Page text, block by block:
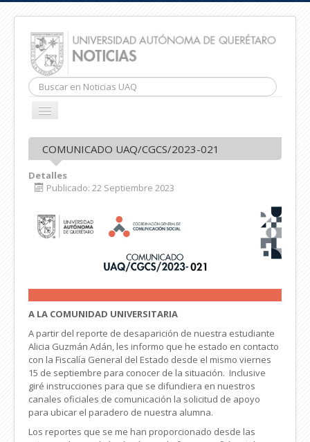
Buscar...
CAMBIAR
INICIO
COMUNICADO UAQ/CGCS/2023-021
Detalles
Publicado: 22 Septiembre 2023
A LA COMUNIDAD UNIVERSITARIA
A partir del reporte de desaparición de nuestra estudiante
Alicia Guzmán Adán, les informo que he estado en contacto
con la Fiscalía General del Estado desde el mismo viernes
15 de septiembre para conocer de la situación. Inclusive
giré instrucciones para que se difundiera en nuestros
canales oficiales de comunicación la solicitud de apoyo
para ubicar el paradero de nuestra alumna.
Los reportes que se me han proporcionado desde las